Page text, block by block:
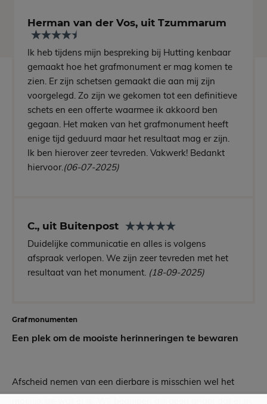
Herman van der Vos, uit Tzummarum
Ik heb tijdens mijn bespreking bij Hutting kenbaar
gemaakt hoe het grafmonument er mag komen te
zien. Er zijn schetsen gemaakt die aan mij zijn
voorgelegd. Zo zijn we gekomen tot een definitieve
schets en een offerte waarmee ik akkoord ben
gegaan. Het maken van het grafmonument heeft
enige tijd geduurd maar het resultaat mag er zijn.
Ik ben hierover zeer tevreden. Vakwerk! Bedankt
hiervoor.(06-07-2025)
C., uit Buitenpost
Duidelijke communicatie en alles is volgens
afspraak verlopen. We zijn zeer tevreden met het
resultaat van het monument. (18-09-2025)
Grafmonumenten
Een plek om de mooiste herinneringen te bewaren
Afscheid nemen van een dierbare is misschien wel het